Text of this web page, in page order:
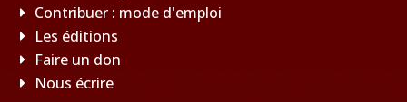
Contribuer : mode d'emploi
Les éditions
Faire un don
Nous écrire